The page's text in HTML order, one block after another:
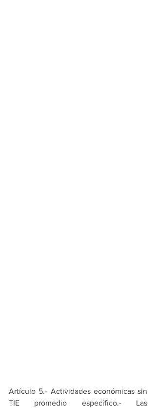
Artículo 5.- Actividades económicas sin
TIE promedio específico.- Las